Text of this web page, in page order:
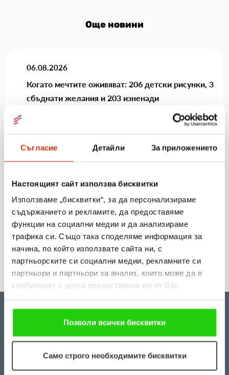
Съгласие Детайли За приложението
Настоящият сайт използва бисквитки
Използваме „бисквитки“, за да персонализираме
съдържанието и рекламите, да предоставяме
функции на социални медии и да анализираме
трафика си. Също така споделяме информация за
начина, по който използвате сайта ни, с
партньорските си социални медии, рекламните си
партньори и партньори за анализ, които може да я
комбинират с друга предоставена им от Вас
ползването от Ваша страна на услугите им. Ако
продължавате да използвате нашия уебсайт, Вие се
съгласявате с нашите "бисквитки".
Позволи всички бисквитки
Само строго необходимите бисквитки
Още новини
06.08.2026
Когато мечтите оживяват: 206 детски рисунки, 3
сбъднати желания и 203 изненади
31.07.2026
„Мобилен кабинет за репродуктивно здраве“
посети три населени места в община Разград
Виж повече
ЗА НАС КРЕДИТИ